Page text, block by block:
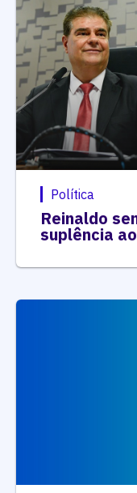
Política
Reinaldo
suplência